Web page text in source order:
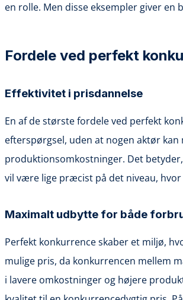
en rolle. Men disse eksempler giver
Fordele ved perfekt
Effektivitet i prisdannelse
En af de største fordele ved perfekt
efterspørgsel, uden at nogen aktør
produktionsomkostninger. Det
vil være lige præcist på det niveau,
Maximalt udbytte for både
Perfekt konkurrence skaber et miljø,
mulige pris, da konkurrencen mellem
i lavere omkostninger og højere